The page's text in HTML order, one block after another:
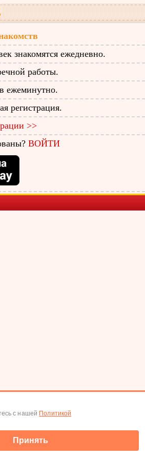
знакомятся ежедневно.
работы.
ежеминутно.
регистрация.
>>
ВОЙТИ
с нашей Политикой
Принять